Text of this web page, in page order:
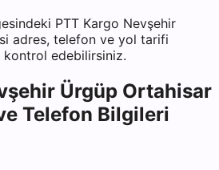
PTT Kargo Nevşehir
adres, telefon ve yol tarifi
edebilirsiniz.
Ürgüp Ortahisar
Telefon Bilgileri